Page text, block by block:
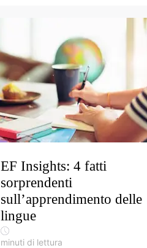
EF Insights: 4 fatti
sorprendenti
sull’apprendimento delle
lingue
minuti di lettura